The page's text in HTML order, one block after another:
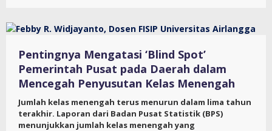
Pentingnya Mengatasi ‘Blind Spot’
Pemerintah Pusat pada Daerah dalam
Mencegah Penyusutan Kelas Menengah
Jumlah kelas menengah terus menurun dalam lima tahun
terakhir. Laporan dari Badan Pusat Statistik (BPS)
menunjukkan jumlah kelas menengah yang